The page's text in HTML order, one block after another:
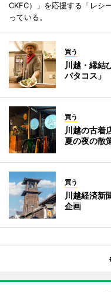
CKFC）」を応援する「レシ
っている。
買う
川越・縁結
バタコス」
買う
川越の古着
夏の夜の散
買う
川越経済新
企画